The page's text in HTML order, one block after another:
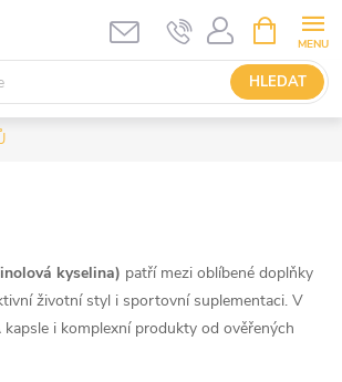
HLEDAT
NÁKUPNÍ
KOŠÍK
kyselina) patří mezi oblíbené doplňky
životní styl i sportovní suplementaci. V
kapsle i komplexní produkty od ověřených